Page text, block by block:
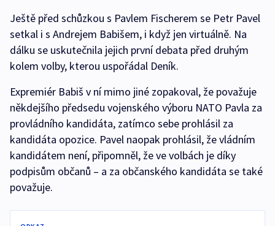
Ještě před schůzkou s Pavlem Fischerem se Petr Pavel
setkal i s Andrejem Babišem, i když jen virtuálně. Na
dálku se uskutečnila jejich první debata před druhým
kolem volby, kterou uspořádal Deník.
Expremiér Babiš v ní mimo jiné zopakoval, že považuje
někdejšího předsedu vojenského výboru NATO Pavla za
provládního kandidáta, zatímco sebe prohlásil za
kandidáta opozice. Pavel naopak prohlásil, že vládním
kandidátem není, připomněl, že ve volbách je díky
podpisům občanů – a za občanského kandidáta se také
považuje.